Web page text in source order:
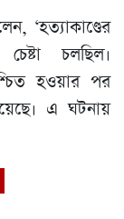
‘হত্যাকাণ্ডের
চলছিল।
হওয়ার পর
এ ঘটনায়